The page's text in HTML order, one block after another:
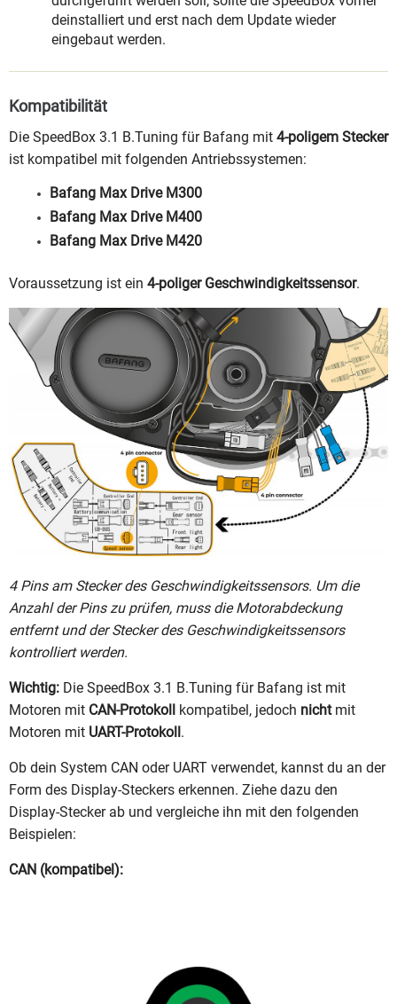
deinstalliert und erst nach dem Update wieder
eingebaut werden.
Kompatibilität
Die SpeedBox 3.1 B.Tuning für Bafang mit 4-poligem Stecker
ist kompatibel mit folgenden Antriebssystemen:
Bafang Max Drive M300
Bafang Max Drive M400
Bafang Max Drive M420
Voraussetzung ist ein 4-poliger Geschwindigkeitssensor.
4 Pins am Stecker des Geschwindigkeitssensors. Um die
Anzahl der Pins zu prüfen, muss die Motorabdeckung
entfernt und der Stecker des Geschwindigkeitssensors
kontrolliert werden.
Wichtig: Die SpeedBox 3.1 B.Tuning für Bafang ist mit
Motoren mit CAN-Protokoll kompatibel, jedoch nichtmit
Motoren mit UART-Protokoll .
Ob dein System CAN oder UART verwendet, kannst du an der
Form des Display-Steckers erkennen. Ziehe dazu den
Display-Stecker ab und vergleiche ihn mit den folgenden
Beispielen:
CAN (kompatibel):